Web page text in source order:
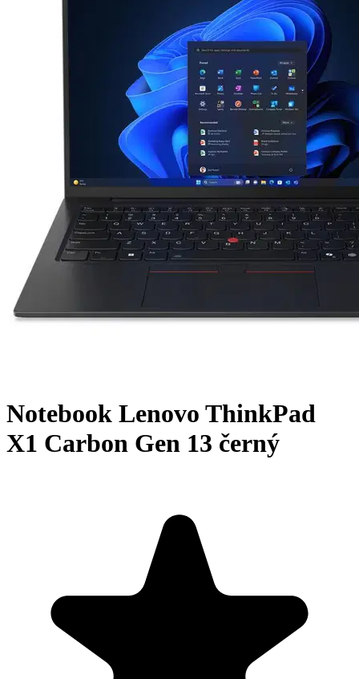
Notebook Lenovo ThinkPad
X1 Carbon Gen 13 černý